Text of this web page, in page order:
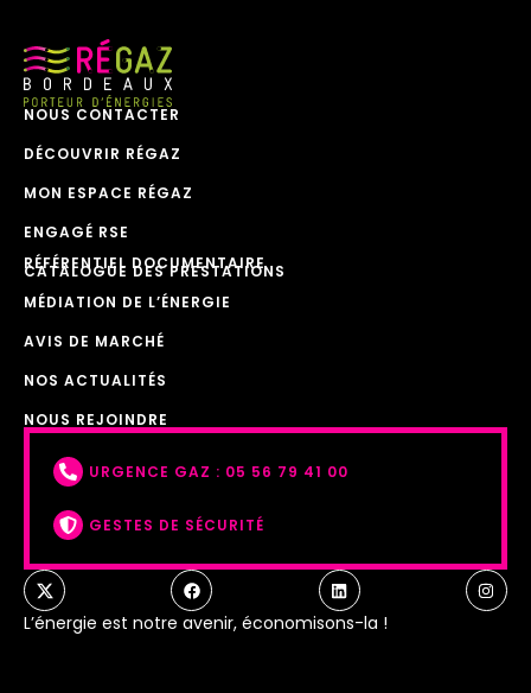
NOUS CONTACTER
DÉCOUVRIR RÉGAZ
MON ESPACE RÉGAZ
ENGAGÉ RSE
CATALOGUE DES PRESTATIONS
RÉFÉRENTIEL DOCUMENTAIRE
MÉDIATION DE L’ÉNERGIE
AVIS DE MARCHÉ
NOS ACTUALITÉS
NOUS REJOINDRE
URGENCE GAZ : 05 56 79 41 00
GESTES DE SÉCURITÉ
L’énergie est notre avenir, économisons-la !